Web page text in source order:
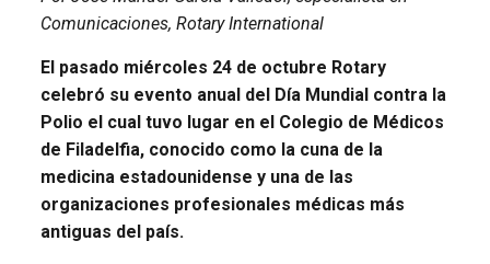
Comunicaciones, Rotary International
El pasado miércoles 24 de octubre Rotary
celebró su evento anual del Día Mundial contra la
Polio el cual tuvo lugar en el Colegio de Médicos
de Filadelfia, conocido como la cuna de la
medicina estadounidense y una de las
organizaciones profesionales médicas más
antiguas del país.